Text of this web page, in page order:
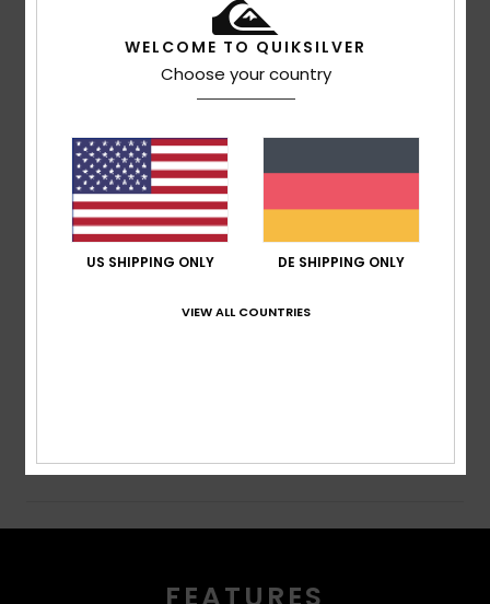
um die Knöchel beim Tragen von Steigeisen zu
Komfort und Stil
optimale Atmungsaktivität und Flexibilität für
ganztägigen Komfort.
Einzigartige Optik: Abstrakter Bergdruck, inspiriert von
natürlichen Landschaften und der Snowboardkultur,
macht diese Latzhose zu einem ikonischen
Kleidungsstück auf der Piste.
Versand & Rückversand
WELCOME TO QUIKSILVER
Choose your country
US SHIPPING ONLY DE SHIPPING ONLY
VIEW ALL COUNTRIES